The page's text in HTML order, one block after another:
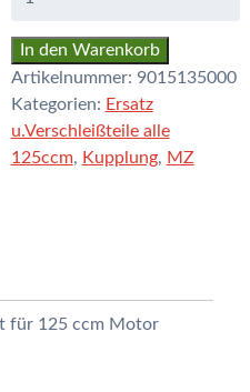
für
125
ccm
Satz
In den Warenkorb
Artikelnummer: 9015135000
Kategorien: Ersatz
u.Verschleißteile alle
125ccm, Kupplung, MZ
für 125 ccm Motor